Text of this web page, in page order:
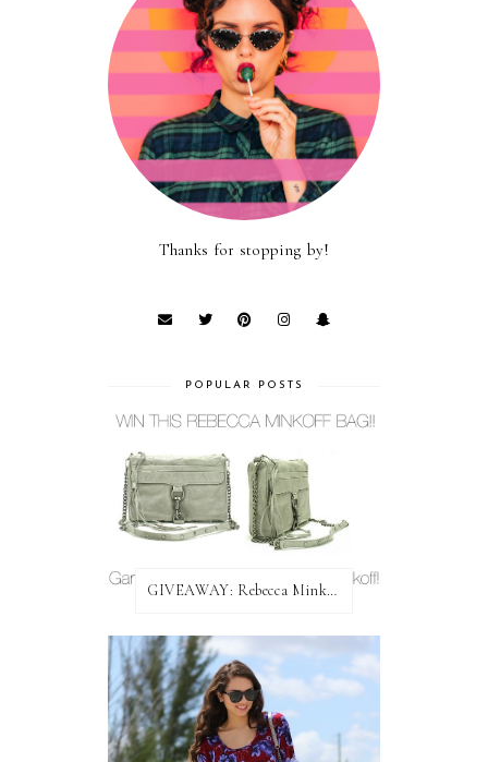
Thanks for stopping by!
POPULAR POSTS
GIVEAWAY: Rebecca Minkoff Bag!